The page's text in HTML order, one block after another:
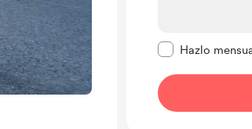
Hazlo